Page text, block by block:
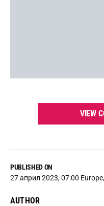
PUBLISHED ON
27 април 2023, 07:00
AUTHOR
VIEW